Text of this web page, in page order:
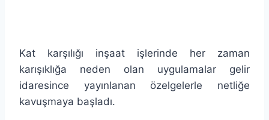
Kat karşılığı inşaat işlerinde her zaman
karışıklığa neden olan uygulamalar gelir
idaresince yayınlanan özelgelerle netliğe
kavuşmaya başladı.